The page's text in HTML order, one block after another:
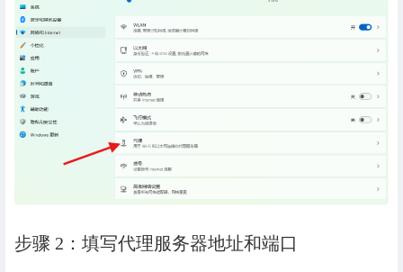
步骤 2：填写代理服务器地址和端口